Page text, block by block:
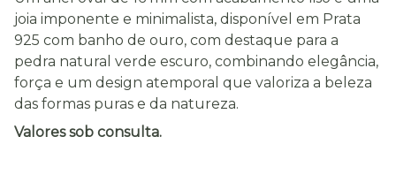
joia imponente e minimalista, disponível em Prata
925 com banho de ouro, com destaque para a
pedra natural verde escuro, combinando elegância,
força e um design atemporal que valoriza a beleza
das formas puras e da natureza.
Valores sob consulta.